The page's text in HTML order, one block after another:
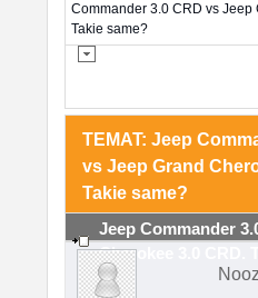
Commander 3.0 CRD vs
Takie same?
TEMAT: Jeep
vs Jeep Grand
Takie same?
Jeep Commander
Cherokee 3.0 CRD.